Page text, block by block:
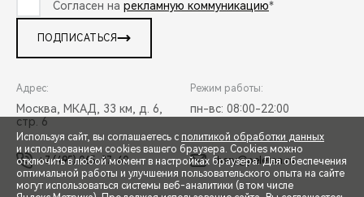
Согласен на рекламную коммуникацию*
ПОДПИСАТЬСЯ
Адрес:
Москва, МКАД, 33 км, д. 6,
стр. 6
Режим работы:
пн-вс: 08:00-22:00
+7 (495) 065-37-60 chery@peleton.ru
Используя сайт, вы соглашаетесь с политикой обработки данных
и использованием cookies вашего браузера. Cookies можно
отключить в любой момент в настройках браузера. Для обеспечения
оптимальной работы и улучшения пользовательского опыта на сайте
могут использоваться системы веб-аналитики (в том числе